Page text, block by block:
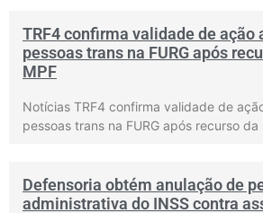
TRF4 confirma validade de ação
pessoas trans na FURG após
MPF
Notícias TRF4 confirma validade de
pessoas trans na FURG após recurso da
Defensoria obtém anulação de
administrativa do INSS contra